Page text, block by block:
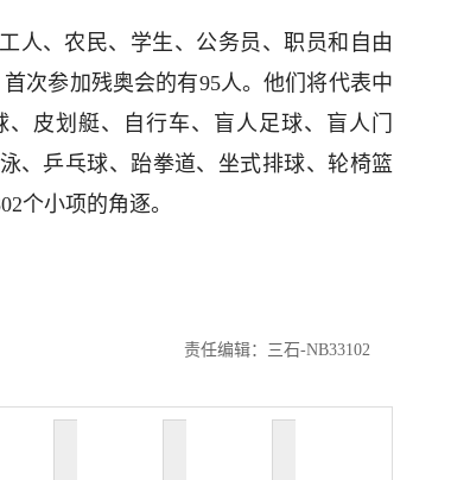
人、农民、学生、公务员、职员和自由
次参加残奥会的有95人。他们将代表中
皮划艇、自行车、盲人足球、盲人门
、乒乓球、跆拳道、坐式排球、轮椅篮
个小项的角逐。
责任编辑：三石-NB33102